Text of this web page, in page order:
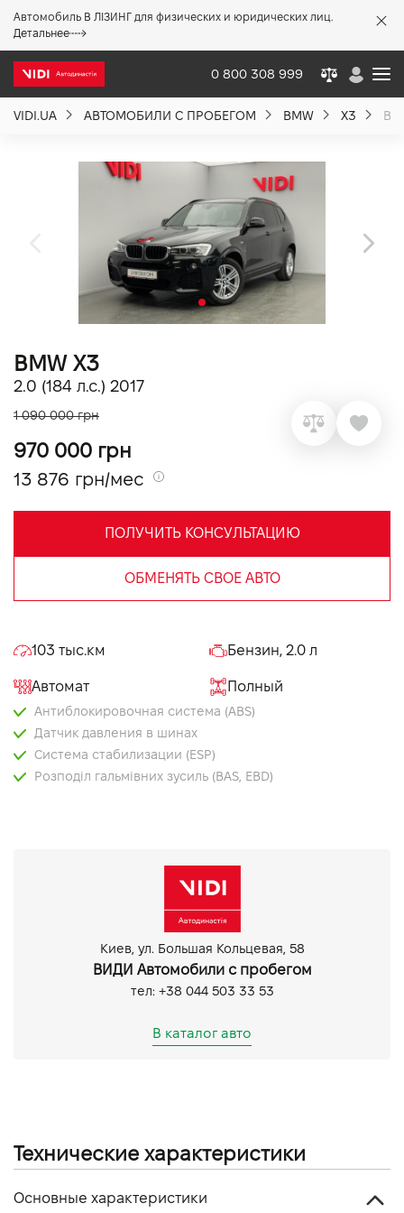
Автомобиль В ЛІЗИНГ для физических и юридических лиц.
Детальнее
0 800 308 999
VIDI.UA АВТОМОБИЛИ С ПРОБЕГОМ BMW X3
BMW X3
2.0 (184 л.с.) 2017
1 090 000 грн
970 000 грн
13 876 грн/мес
ПОЛУЧИТЬ КОНСУЛЬТАЦИЮ
ОБМЕНЯТЬ СВОЕ АВТО
103 тыс.км Бензин, 2.0 л
Автомат Полный
Антиблокировочная система (ABS)
Датчик давления в шинах
Система стабилизации (ESP)
Розподіл гальмівних зусиль (BAS, EBD)
Киев, ул. Большая Кольцевая, 58
ВИДИ Автомобили с пробегом
тел: +38 044 503 33 53
В каталог авто
Технические характеристики
Основные характеристики
Акции %
Новости
Политика качества
Вакансии
VIDI Карьера
Контакты
Підпишись на наш канал та слідкуй за
акціями, послугами та новинками